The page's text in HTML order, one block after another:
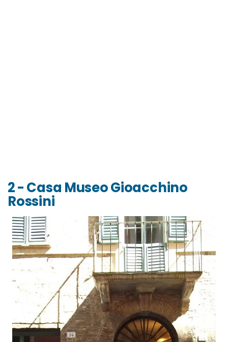
2 - Casa Museo Gioacchino
Rossini